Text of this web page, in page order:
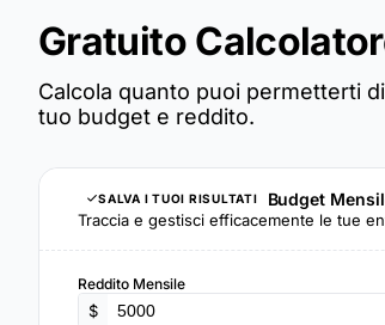
Gratuito
Calcola quanto puoi permetterti
tuo budget e reddito.
SALVA I TUOI RISULTATI Budget
Traccia e gestisci efficacemente le tue
Reddito Mensile
$